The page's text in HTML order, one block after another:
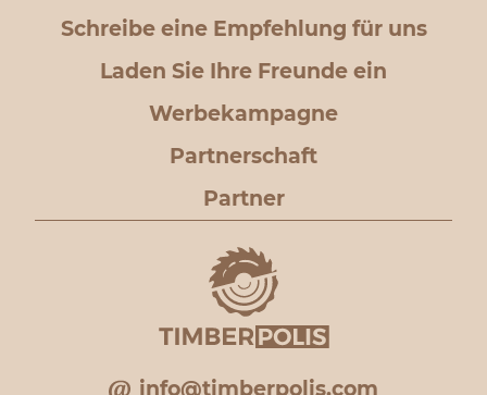
Schreibe eine Empfehlung für uns
Laden Sie Ihre Freunde ein
Werbekampagne
Partnerschaft
Partner
info@timberpolis.com